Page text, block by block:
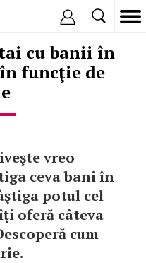
cu banii în
funcţie de
vreo
ceva bani în
potul cel
oferă câteva
cum